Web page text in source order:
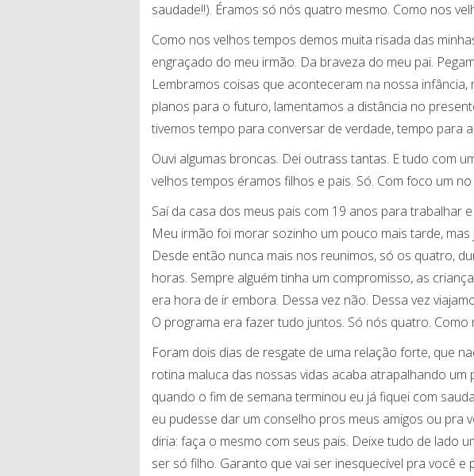
saudade!!). Éramos só nós quatro mesmo. Como nos
Como nos velhos tempos demos muita risada das
engraçado do meu irmão. Da braveza do meu pai.
Lembramos coisas que aconteceram na nossa infância,
planos para o futuro, lamentamos a distância no
tivemos tempo para conversar de verdade, tempo para
Ouvi algumas broncas. Dei outrass tantas. E tudo com
velhos tempos éramos filhos e pais. Só. Com foco um
Saí da casa dos meus pais com 19 anos para trabalhar
Meu irmão foi morar sozinho um pouco mais tarde,
Desde então nunca mais nos reunimos, só os quatro,
horas. Sempre alguém tinha um compromisso, as
era hora de ir embora. Dessa vez não. Dessa vez
O programa era fazer tudo juntos. Só nós quatro. Como
Foram dois dias de resgate de uma relação forte, que
rotina maluca das nossas vidas acaba atrapalhando um
quando o fim de semana terminou eu já fiquei com
eu pudesse dar um conselho pros meus amigos ou pra
diria: faça o mesmo com seus pais. Deixe tudo de lado
ser só filho. Garanto que vai ser inesquecível pra você e